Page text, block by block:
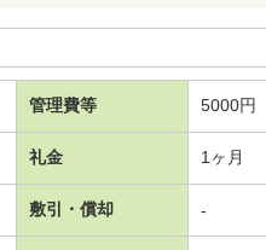
管理費等 5000円
礼金 1ヶ月
敷引・償却 -